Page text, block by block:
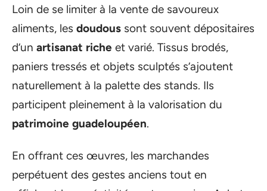
Loin de se limiter à la vente de savoureux
aliments, les doudous sont souvent dépositaires
d’un artisanat riche et varié. Tissus brodés,
paniers tressés et objets sculptés s’ajoutent
naturellement à la palette des stands. Ils
participent pleinement à la valorisation du
patrimoine guadeloupéen.
En offrant ces œuvres, les marchandes
perpétuent des gestes anciens tout en